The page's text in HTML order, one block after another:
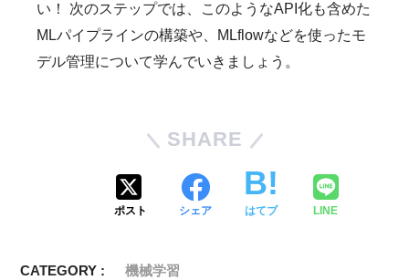
い！ 次のステップでは、このようなAPI化も含めた
MLパイプラインの構築や、MLflowなどを使ったモ
デル管理について学んでいきましょう。
SHARE
ポスト シェア はてブ LINE
CATEGORY : 機械学習